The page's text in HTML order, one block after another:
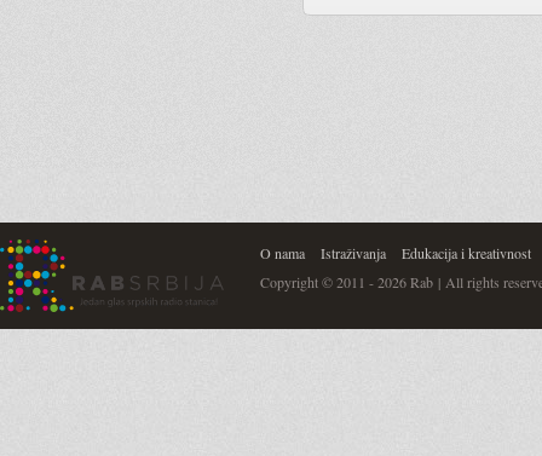
O nama Istraživanja
Edukacija i kreativnost
Copyright © 2011 - 2026 Rab | All rights